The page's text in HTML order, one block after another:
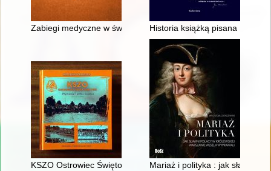
Zabiegi medyczne w świetle arabskiego traktatu Albucasisa
Historia książką pisana : 80 lat
KSZO Ostrowiec Świętokrzyski : pływanie i piłka wodna :
Mariaż i polityka : jak sławni